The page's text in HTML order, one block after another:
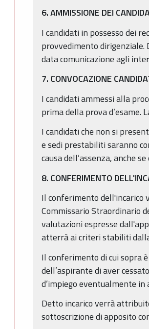
6. AMMISSIONE DEI
I candidati in possesso dei
provvedimento dirigenziale.
data comunicazione agli
7. CONVOCAZIONE
I candidati ammessi alla
prima della prova d’esame.
I candidati che non si
e sedi prestabiliti saranno
causa dell’assenza, anche
8. CONFERIMENTO
Il conferimento dell'incarico
Commissario Straordinario
valutazioni espresse
atterrà ai criteri stabiliti
Il conferimento di cui sopra
dell’aspirante di aver
d’impiego eventualmente
Detto incarico verrà
sottoscrizione di apposito